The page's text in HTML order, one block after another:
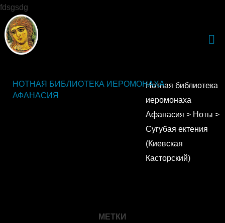
fdsgsdg
НОТНАЯ БИБЛИОТЕКА ИЕРОМОНАХА
АФАНАСИЯ
Нотная библиотека
иеромонаха
Афанасия > Ноты >
Сугубая ектения
(Киевская
Касторский)
МЕТКИ